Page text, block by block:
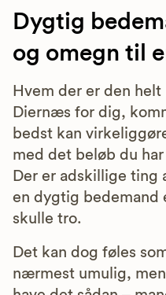
Dygtig
og omegn til
Hvem der er den
Diernæs for dig,
bedst kan
med det beløb du
Der er adskillige
en dygtig bedemand
skulle tro.
Det kan dog føles
nærmest umulig,